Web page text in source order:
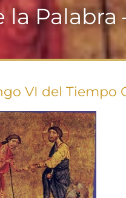
la
VI del Tiempo